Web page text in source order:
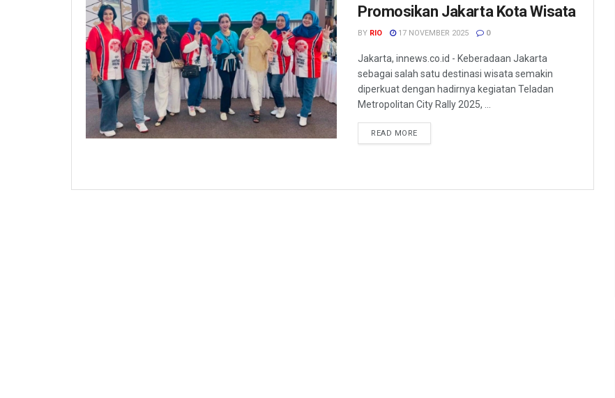
Promosikan Jakarta Kota Wisata
BY RIO 17 NOVEMBER 2025 0
Jakarta, innews.co.id - Keberadaan Jakarta
sebagai salah satu destinasi wisata semakin
diperkuat dengan hadirnya kegiatan Teladan
Metropolitan City Rally 2025, ...
READ MORE